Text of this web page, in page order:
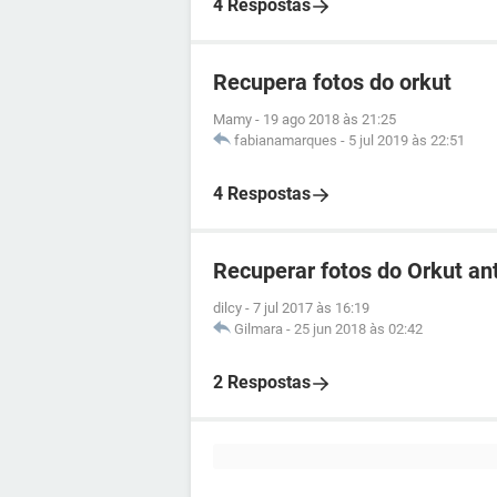
4 Respostas
Recupera fotos do orkut
Mamy - 19 ago 2018 às 21:25
fabianamarques - 5 jul 2019 às 22:51
4 Respostas
Recuperar fotos do Orkut
dilcy - 7 jul 2017 às 16:19
Gilmara - 25 jun 2018 às 02:42
2 Respostas